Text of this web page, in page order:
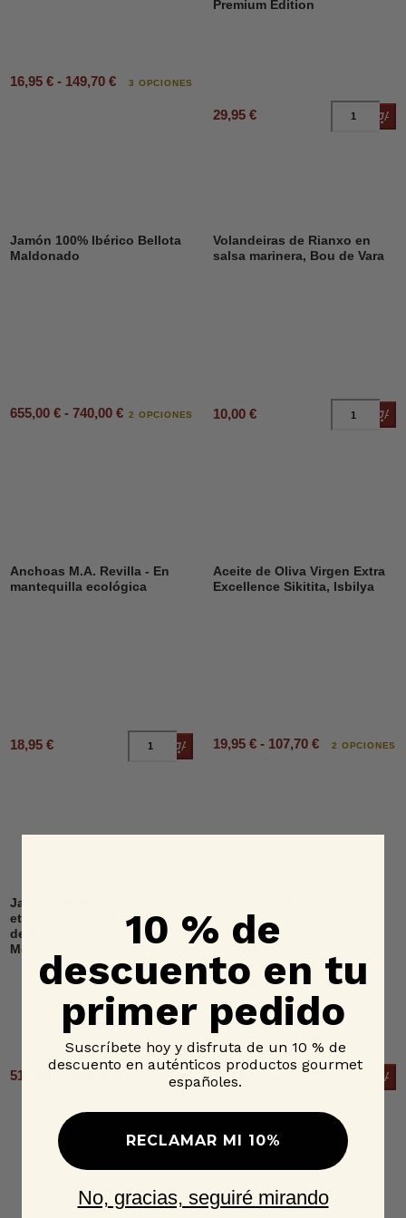
16,95 € - 149,70 € 3 OPCIONES
Premium Edition
29,95 €
Jamón 100% Ibérico Bellota
Maldonado
655,00 € - 740,00 € 2 OPCIONES
DESCUENTO23%
Volandeiras de Rianxo en
salsa marinera, Bou de Vara
10,00 €
Anchoas M.A. Revilla - En
mantequilla ecológica
18,95 € Añadir al carrito
Aceite de Oliva Virgen Extra
Excellence Sikitita, Isbilya
19,95 € - 107,70 € 2 OPCIONES
Jamón 100% raza ibérica,
etiqueta negra, D.O.P. Dehesa
de Extremadura, Señorío de
Montanera
515,00 € - 650,00 €
etiqueta negra, loncheado,
D.O.P. Dehesa de
Montanera
27,95 €
10 % de
descuento en tu
primer pedido
Suscríbete hoy y disfruta de un 10 % de
descuento en auténticos productos gourmet
españoles.
RECLAMAR MI 10%
No, gracias, seguiré mirando